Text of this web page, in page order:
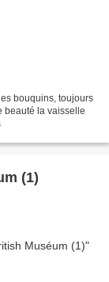
bouquins, toujours
beauté la vaisselle
(1)